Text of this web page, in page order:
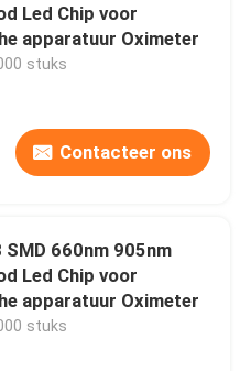
Led Chip voor
apparatuur Oximeter
stuks
Contacteer ons
SMD 660nm 905nm
Led Chip voor
apparatuur Oximeter
stuks